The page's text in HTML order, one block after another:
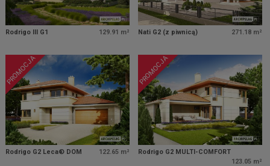
Rodrigo III G1 129.91 m² Nati G2 (z piwnicą) 271.18 m²
PROMOCJA
Rodrigo G2 Leca® DOM 122.65 m²
PROMOCJA
Rodrigo G2 MULTI-COMFORT
123.05 m²